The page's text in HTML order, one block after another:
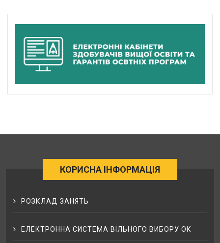
КОРИСНА ІНФОРМАЦІЯ
РОЗКЛАД ЗАНЯТЬ
ЕЛЕКТРОННА СИСТЕМА ВІЛЬНОГО ВИБОРУ ОК